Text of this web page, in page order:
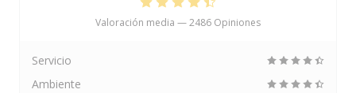
Valoración media —2486 Opiniones
Servicio
Ambiente